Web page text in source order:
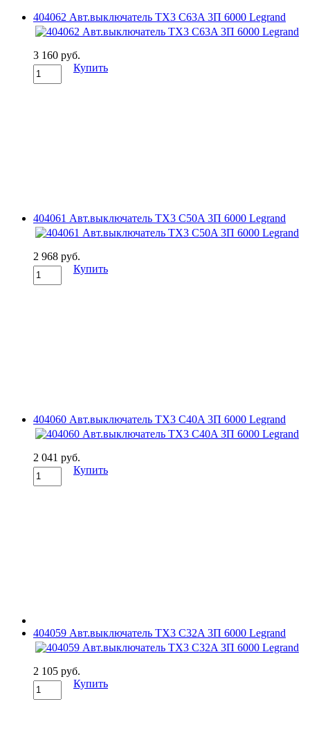
404062 Авт.выключатель TX3 C63A 3П 6000 Legrand
3 160 руб.
Купить
404061 Авт.выключатель TX3 C50A 3П 6000 Legrand
2 968 руб.
Купить
404060 Авт.выключатель TX3 C40A 3П 6000 Legrand
2 041 руб.
Купить
404059 Авт.выключатель TX3 C32A 3П 6000 Legrand
2 105 руб.
Купить